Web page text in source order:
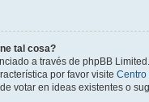
tal cosa?
a través de phpBB
por favor visite Centro
votar en ideas existentes o